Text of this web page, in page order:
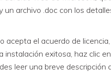
un archivo .doc con los
el acuerdo de
exitosa, haz clic
leer una breve